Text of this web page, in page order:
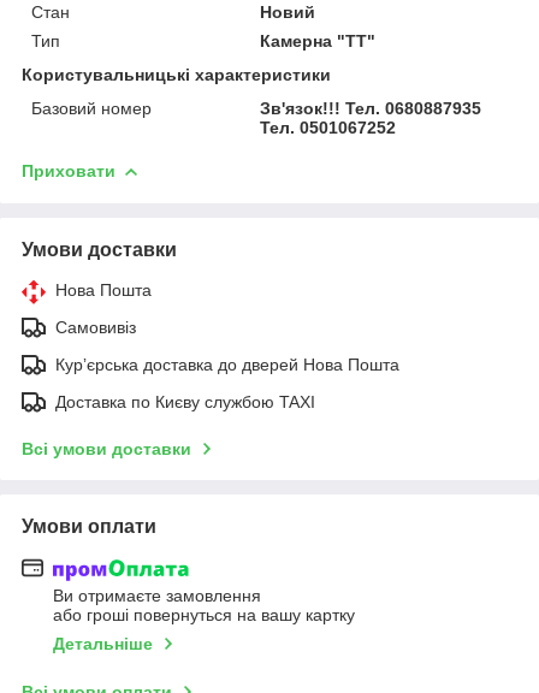
Стан
Новий
Тип
Камерна "TT"
Користувальницькі характеристики
Базовий номер
Зв'язок!!! Тел. 0680887935
Тел. 0501067252
Приховати
Умови доставки
Нова Пошта
Самовивіз
Курʼєрська доставка до дверей Нова Пошта
Доставка по Києву службою TAXI
Всі умови доставки
Умови оплати
Ви отримаєте замовлення
або гроші повернуться на вашу картку
Детальніше